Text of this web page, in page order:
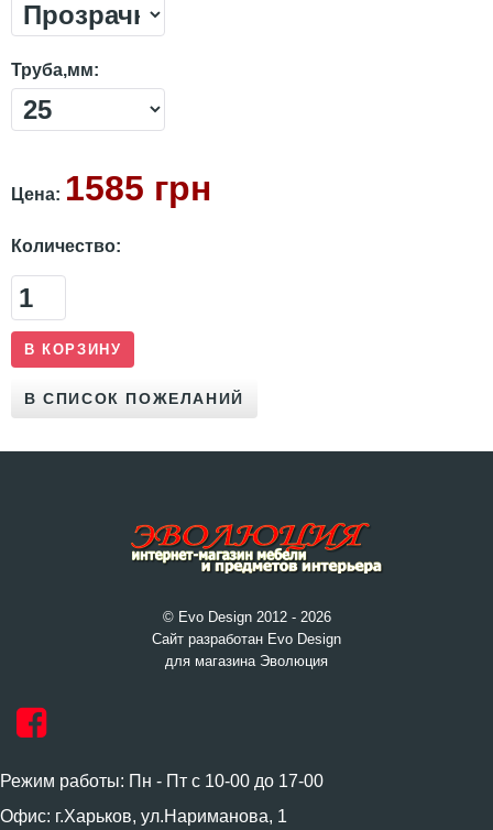
Труба,мм:
Цена: 1585 грн
Количество:
© Evo Design 2012 - 2026
Сайт разработан Evo Design
для магазина Эволюция
Режим работы: Пн - Пт с 10-00 до 17-00
Офис: г.Харьков, ул.Нариманова, 1